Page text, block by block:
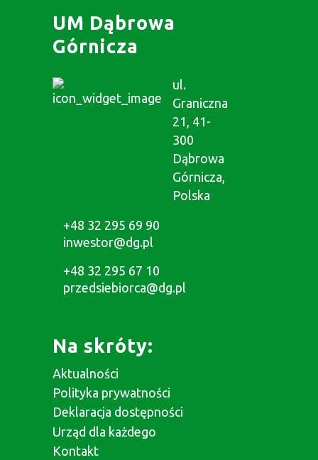
UM Dąbrowa
Górnicza
ul.
Graniczna
21, 41-
300
Dąbrowa
Górnicza,
Polska
+48 32 295 69 90
inwestor@dg.pl
+48 32 295 67 10
przedsiebiorca@dg.pl
Na skróty:
Aktualności
Polityka prywatności
Deklaracja dostępności
Urząd dla każdego
Kontakt